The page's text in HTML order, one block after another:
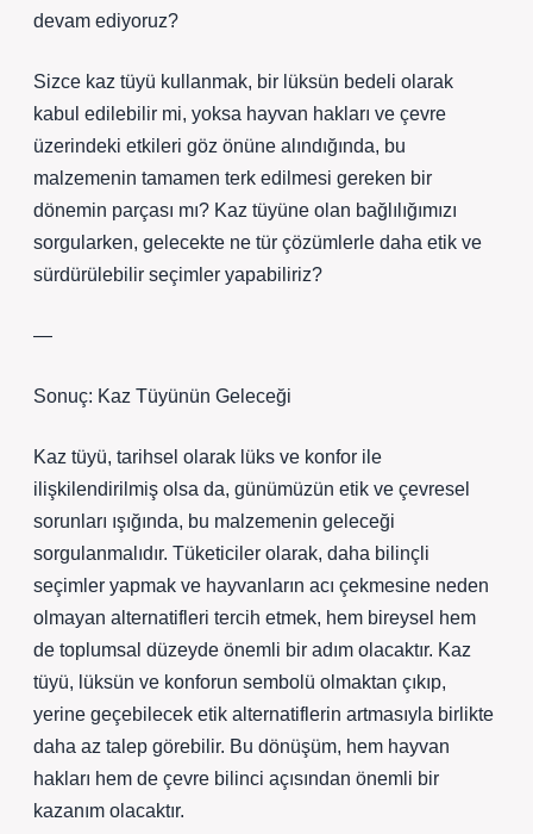
devam ediyoruz?
Sizce kaz tüyü kullanmak, bir lüksün bedeli olarak
kabul edilebilir mi, yoksa hayvan hakları ve çevre
üzerindeki etkileri göz önüne alındığında, bu
malzemenin tamamen terk edilmesi gereken bir
dönemin parçası mı? Kaz tüyüne olan bağlılığımızı
sorgularken, gelecekte ne tür çözümlerle daha etik ve
sürdürülebilir seçimler yapabiliriz?
—
Sonuç: Kaz Tüyünün Geleceği
Kaz tüyü, tarihsel olarak lüks ve konfor ile
ilişkilendirilmiş olsa da, günümüzün etik ve çevresel
sorunları ışığında, bu malzemenin geleceği
sorgulanmalıdır. Tüketiciler olarak, daha bilinçli
seçimler yapmak ve hayvanların acı çekmesine neden
olmayan alternatifleri tercih etmek, hem bireysel hem
de toplumsal düzeyde önemli bir adım olacaktır. Kaz
tüyü, lüksün ve konforun sembolü olmaktan çıkıp,
yerine geçebilecek etik alternatiflerin artmasıyla birlikte
daha az talep görebilir. Bu dönüşüm, hem hayvan
hakları hem de çevre bilinci açısından önemli bir
kazanım olacaktır.